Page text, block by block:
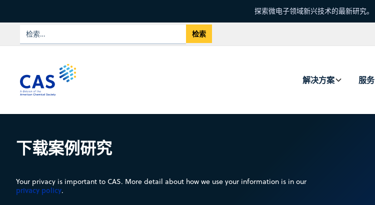
探索微电子领域新兴技术的最新研究。
解决方案 服务
下载案例研究
Your privacy is important to CAS. More detail about how we use your information is in our
privacy policy.